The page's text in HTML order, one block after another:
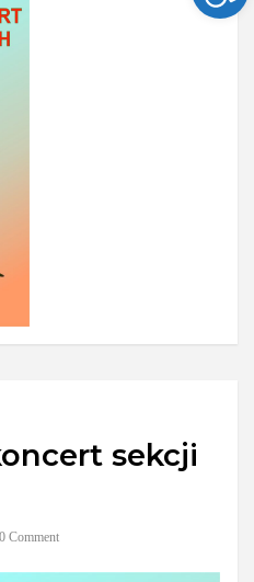
sekcji
0 Comment